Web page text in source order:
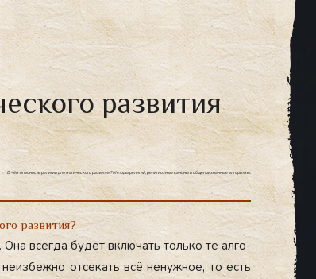
развития
В чём опасность религии для магического развития? Методы религий, религиозные каноны и общепризнанные алгоритмы.
развития?
всег­да бу­дет вклю­чать толь­ко те ал­го­
от­се­кать всё не­нуж­ное, то есть